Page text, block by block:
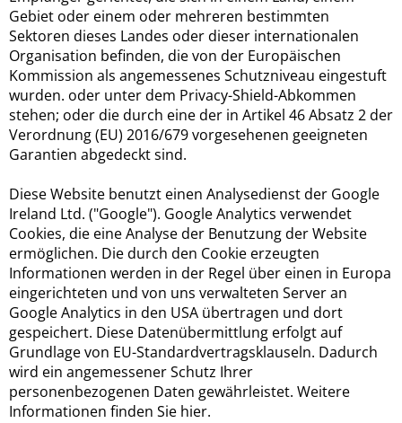
Gebiet oder einem oder mehreren bestimmten
Sektoren dieses Landes oder dieser internationalen
Organisation befinden, die von der Europäischen
Kommission als angemessenes Schutzniveau eingestuft
wurden. oder unter dem Privacy-Shield-Abkommen
stehen; oder die durch eine der in Artikel 46 Absatz 2 der
Verordnung (EU) 2016/679 vorgesehenen geeigneten
Garantien abgedeckt sind.
Diese Website benutzt einen Analysedienst der Google
Ireland Ltd. ("Google"). Google Analytics verwendet
Cookies, die eine Analyse der Benutzung der Website
ermöglichen. Die durch den Cookie erzeugten
Informationen werden in der Regel über einen in Europa
eingerichteten und von uns verwalteten Server an
Google Analytics in den USA übertragen und dort
gespeichert. Diese Datenübermittlung erfolgt auf
Grundlage von EU-Standardvertragsklauseln. Dadurch
wird ein angemessener Schutz Ihrer
personenbezogenen Daten gewährleistet. Weitere
Informationen finden Sie hier.